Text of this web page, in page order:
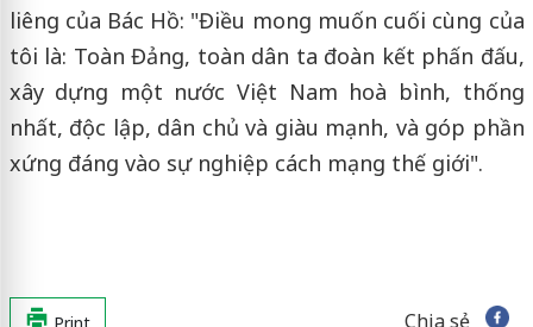
liêng của Bác Hồ: "Điều mong muốn cuối cùng của
tôi là: Toàn Đảng, toàn dân ta đoàn kết phấn đấu,
xây dựng một nước Việt Nam hoà bình, thống
nhất, độc lập, dân chủ và giàu mạnh, và góp phần
xứng đáng vào sự nghiệp cách mạng thế giới".
Chia sẻ